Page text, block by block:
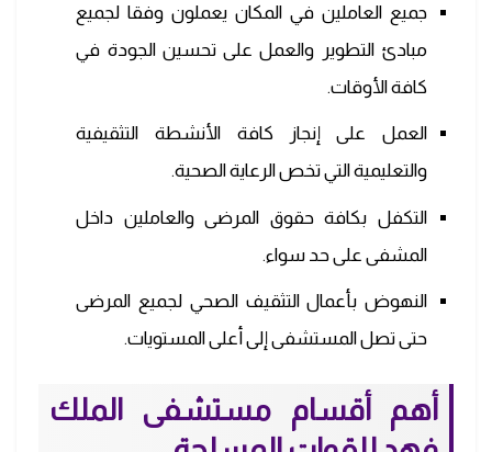
جميع العاملين في المكان يعملون وفقا لجميع
مبادئ التطوير والعمل على تحسين الجودة في
كافة الأوقات.
العمل على إنجاز كافة الأنشطة التثقيفية
والتعليمية التي تخص الرعاية الصحية.
التكفل بكافة حقوق المرضى والعاملين داخل
المشفى على حد سواء.
النهوض بأعمال التثقيف الصحي لجميع المرضى
حتى تصل المستشفى إلى أعلى المستويات.
أهم أقسام مستشفى الملك